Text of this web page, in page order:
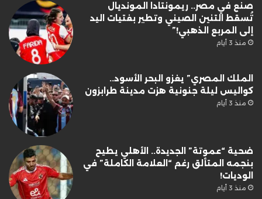
صنع في مصر.. ريمونتادا المونديال
تُسقط التنين الصيني وتطير بفتيات اليد
إلى المربع الذهبي!”
منذ 3 أيام
الملك المصري” يغزو البحر الأسود..
كواليس ليلة جنونية هزت مدينة طرابزون
منذ 3 أيام
ضحية “عموتة” الجديدة.. الأهلي يطيح
بنجمه المتألق رغم “العلامة الكاملة” في
الوديات!
منذ 3 أيام